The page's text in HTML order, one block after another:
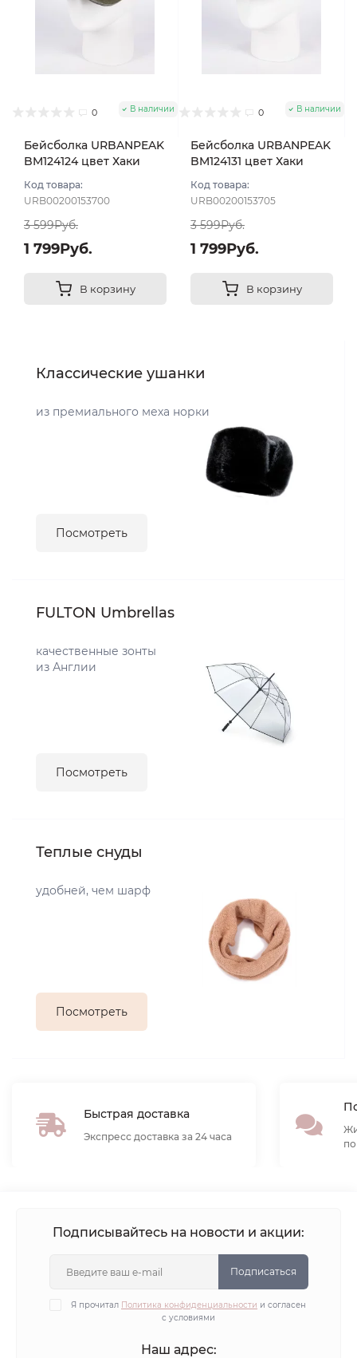
0 В наличии
Бейсболка URBANPEAK
BM124124 цвет Хаки
Код товара:
URB00200153700
3 599Руб.
1 799Руб.
В корзину
0 В наличии
Бейсболка URBANPEAK
BM124131 цвет Хаки
Код товара:
URB00200153705
3 599Руб.
1 799Руб.
В корзину
Классические ушанки
из премиального меха норки
Посмотреть
FULTON Umbrellas
качественные зонты
из Англии
Посмотреть
Теплые снуды
удобней, чем шарф
Посмотреть
Быстрая доставка
Экспресс доставка за 24 часа
Подписывайтесь на новости и акции:
Подписаться
Я прочитал Политика конфиденциальности и согласен
с условиями
Наш адрес: